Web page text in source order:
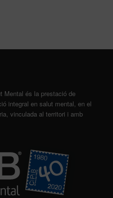
Mental és la prestació de
integral en salut mental, en el
vinculada al territori i amb